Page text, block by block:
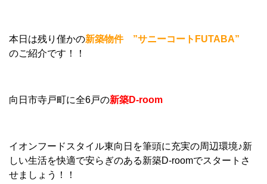
本日は残り僅かの新築物件 ”サニーコートFUTABA”
のご紹介です！！
向日市寺戸町に全6戸の新築D-room
イオンフードスタイル東向日を筆頭に充実の周辺環境♪新
しい生活を快適で安らぎのある新築D-roomでスタートさ
せましょう！！